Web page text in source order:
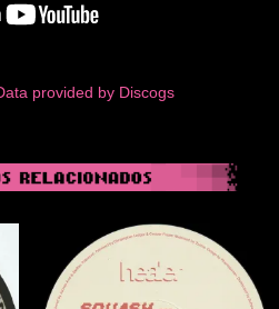
provided by Discogs